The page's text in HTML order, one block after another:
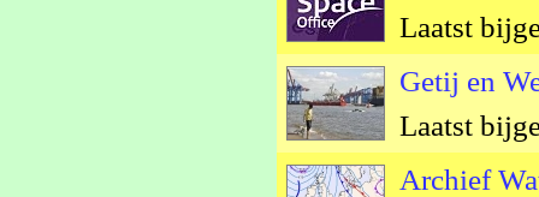
Laatst
Getij en
Laatst
Archief